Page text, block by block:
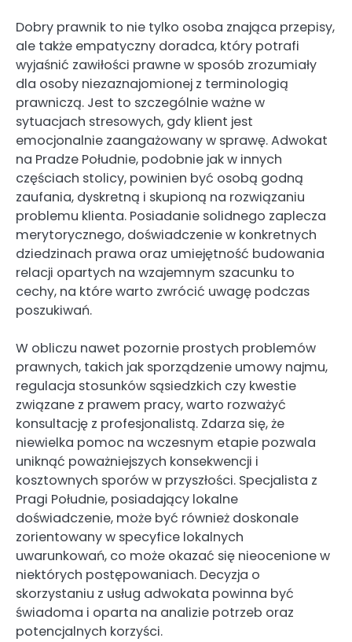
Dobry prawnik to nie tylko osoba znająca przepisy,
ale także empatyczny doradca, który potrafi
wyjaśnić zawiłości prawne w sposób zrozumiały
dla osoby niezaznajomionej z terminologią
prawniczą. Jest to szczególnie ważne w
sytuacjach stresowych, gdy klient jest
emocjonalnie zaangażowany w sprawę. Adwokat
na Pradze Południe, podobnie jak w innych
częściach stolicy, powinien być osobą godną
zaufania, dyskretną i skupioną na rozwiązaniu
problemu klienta. Posiadanie solidnego zaplecza
merytorycznego, doświadczenie w konkretnych
dziedzinach prawa oraz umiejętność budowania
relacji opartych na wzajemnym szacunku to
cechy, na które warto zwrócić uwagę podczas
poszukiwań.
W obliczu nawet pozornie prostych problemów
prawnych, takich jak sporządzenie umowy najmu,
regulacja stosunków sąsiedzkich czy kwestie
związane z prawem pracy, warto rozważyć
konsultację z profesjonalistą. Zdarza się, że
niewielka pomoc na wczesnym etapie pozwala
uniknąć poważniejszych konsekwencji i
kosztownych sporów w przyszłości. Specjalista z
Pragi Południe, posiadający lokalne
doświadczenie, może być również doskonale
zorientowany w specyfice lokalnych
uwarunkowań, co może okazać się nieocenione w
niektórych postępowaniach. Decyzja o
skorzystaniu z usług adwokata powinna być
świadoma i oparta na analizie potrzeb oraz
potencjalnych korzyści.